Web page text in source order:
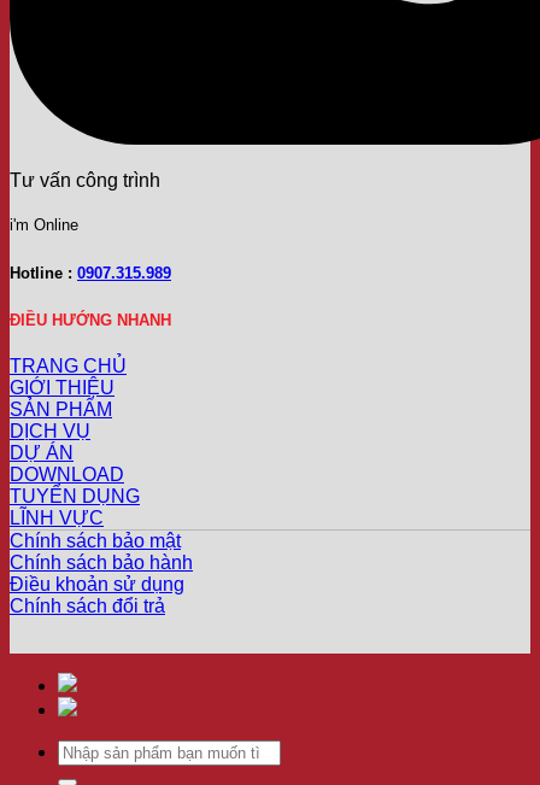
Tư vấn công trình
i'm Online
Hotline : 0907.315.989
ĐIỀU HƯỚNG NHANH
TRANG CHỦ
GIỚI THIỆU
SẢN PHẨM
DỊCH VỤ
DỰ ÁN
DOWNLOAD
TUYỂN DỤNG
LĨNH VỰC
Chính sách bảo mật
Chính sách bảo hành
Điều khoản sử dụng
Chính sách đổi trả